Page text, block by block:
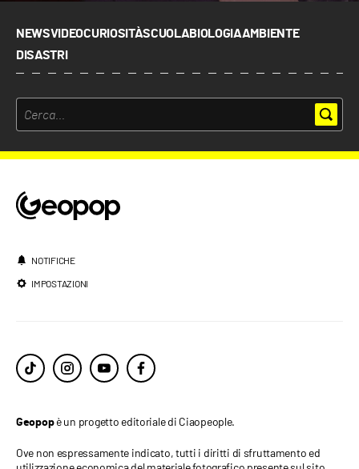
NEWSVIDEOCURIOSITÀSCUOLABIOLOGIAAMBIENTE
DISASTRI
NOTIFICHE
IMPOSTAZIONI
Geopopè un progetto editoriale di Ciaopeople.
Ove non espressamente indicato, tutti i diritti di sfruttamento ed